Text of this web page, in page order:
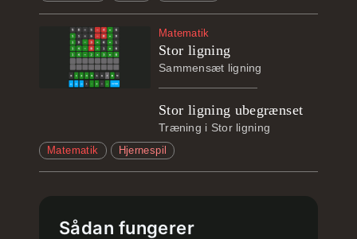
Matematik
Stor ligning
Sammensæt ligning
Stor ligning ubegrænset
Træning i Stor ligning
Matematik Hjernespil
Sådan fungerer